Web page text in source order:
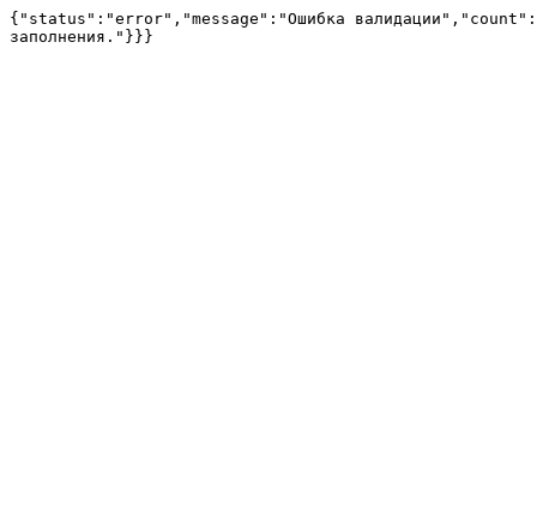
{"status":"error","message":"Ошибка
заполнения."}}}